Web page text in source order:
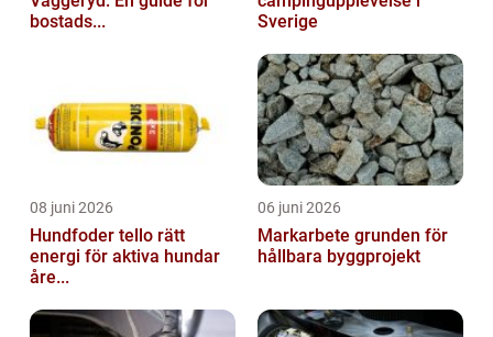
bostads...
Sverige
08 juni 2026
Hundfoder tello rätt
energi för aktiva hundar
åre...
06 juni 2026
Markarbete grunden för
hållbara byggprojekt